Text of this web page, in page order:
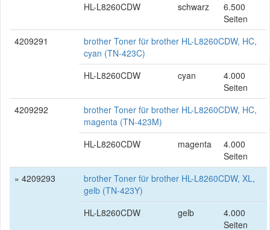
HL-L8260CDW
schwarz
6.500
Seiten
4209291
brother Toner für brother HL-L8260CDW, HC,
cyan (TN-423C)
HL-L8260CDW
cyan
4.000
Seiten
4209292
brother Toner für brother HL-L8260CDW, HC,
magenta (TN-423M)
HL-L8260CDW
magenta
4.000
Seiten
» 4209293
brother Toner für brother HL-L8260CDW, XL,
gelb (TN-423Y)
HL-L8260CDW
gelb
4.000
Seiten